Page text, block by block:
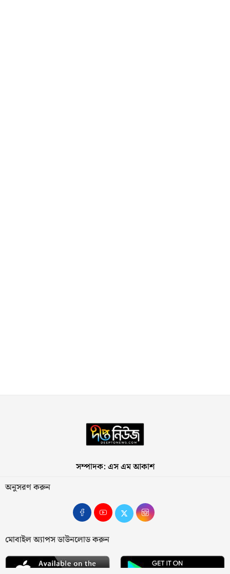
সম্পাদক: এস এম আকাশ
অনুসরণ করুন
মোবাইল অ্যাপস ডাউনলোড করুন